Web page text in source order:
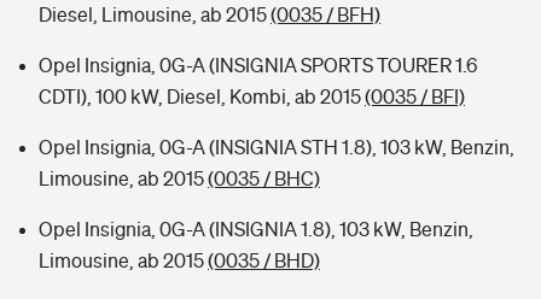
Diesel, Limousine, ab 2015(0035 / BFH)
Opel Insignia, 0G-A (INSIGNIA SPORTS TOURER 1.6
CDTI), 100 kW, Diesel, Kombi, ab 2015(0035 / BFI)
Opel Insignia, 0G-A (INSIGNIA STH 1.8), 103 kW, Benzin,
Limousine, ab 2015(0035 / BHC)
Opel Insignia, 0G-A (INSIGNIA 1.8), 103 kW, Benzin,
Limousine, ab 2015(0035 / BHD)